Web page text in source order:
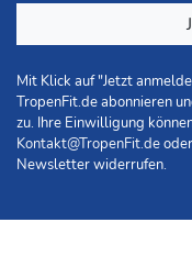
Mit Klick auf "Jetzt
TropenFit.de abonnieren
zu. Ihre Einwilligung
Kontakt@TropenFit.de
Newsletter widerrufen.